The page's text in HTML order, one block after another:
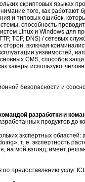
скриптовых языках
того, как работают
и типовых ошибок,
способность
Linux и Windows для
TCP, DNS) / сетевых
включая
уязвимостей,
CMS, способов
хакеры используют
безопасности и
разработки и
продуктов до
экспертных
т. е. экспертность
на мой взгляд, имеет
предоставлению услуг